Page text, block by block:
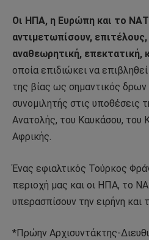
Οι ΗΠΑ, η Ευρώπη και το
αντιμετωπίσουν,
αναθεωρητική, επεκτατική,
οποία επιδιώκει να
της βίας ως σημαντικός δρων
συνομιλητής στις υποθέσεις
Ανατολής, του Καυκάσου, του
Αφρικής.
Ένας εφιαλτικός Τούρκος
περιοχή μας και οι ΗΠΑ, το
υπερασπίσουν την ειρήνη και
*Πρώην Αρχισυντάκτης-